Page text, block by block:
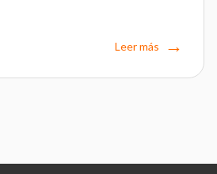
Leer más